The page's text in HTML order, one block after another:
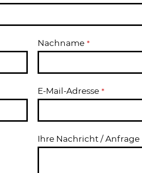
Nachname *
E-Mail-Adresse *
Ihre Nachricht / Anfrage